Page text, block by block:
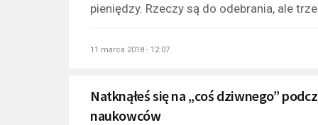
pieniędzy. Rzeczy są do odebrania, ale
11 marca 2018 - 12:07
Natknąłeś się na „coś dziwnego”
naukowców